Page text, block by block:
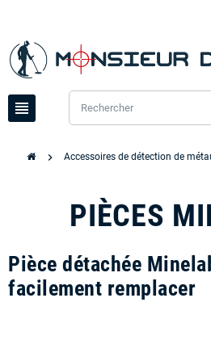
view_headline
chevron_right Accessoires de détection de
PIÈCES
Pièce détachée
facilement remplacer